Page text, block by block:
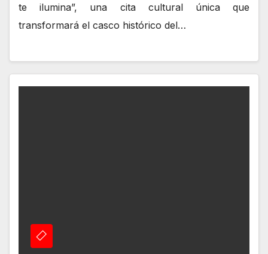
te ilumina”, una cita cultural única que
transformará el casco histórico del…